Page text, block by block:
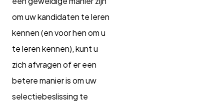
om uw kandidaten te leren
kennen (en voor hen om u
te leren kennen), kunt u
zich afvragen of er een
betere manier is om uw
selectiebeslissing te